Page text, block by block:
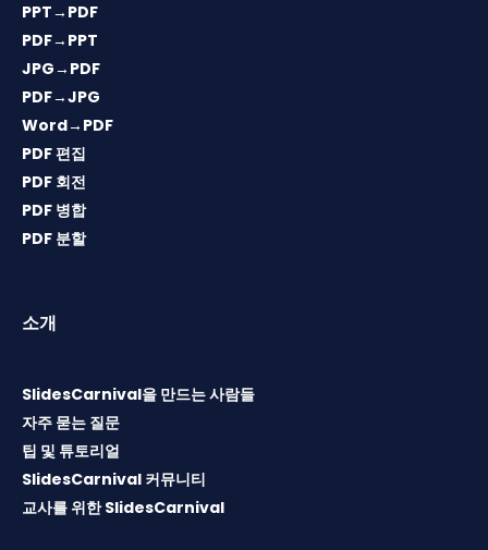
PPT→PDF
PDF→PPT
JPG→PDF
PDF→JPG
Word→PDF
PDF 편집
PDF 회전
PDF 병합
PDF 분할
소개
SlidesCarnival을 만드는 사람들
자주 묻는 질문
팁 및 튜토리얼
SlidesCarnival 커뮤니티
교사를 위한 SlidesCarnival